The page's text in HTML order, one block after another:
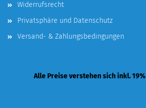
Widerrufsrecht
Privatsphäre und Datenschutz
Versand- & Zahlungsbedingungen
Alle Preise verstehen sich inkl. 19%